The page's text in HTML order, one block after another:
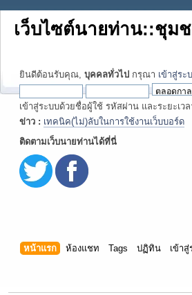
เว็บไซต์นายท่าน::ชุม
ยินดีต้อนรับคุณ, บุคคลทั่วไป กรุณา เข้าสู่ระ
เข้าสู่ระบบด้วยชื่อผู้ใช้ รหัสผ่าน และระยะเว
ข่าว : เทคนิค(ไม่)ลับในการใช้งานเว็บบอร์ด
ติดตามเว็บนายท่านได้ที่นี่
หน้าแรก ห้องแชท Tags ปฏิทิน เข้า